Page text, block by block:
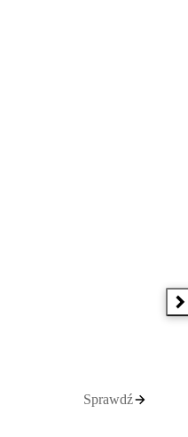
Sprawdź